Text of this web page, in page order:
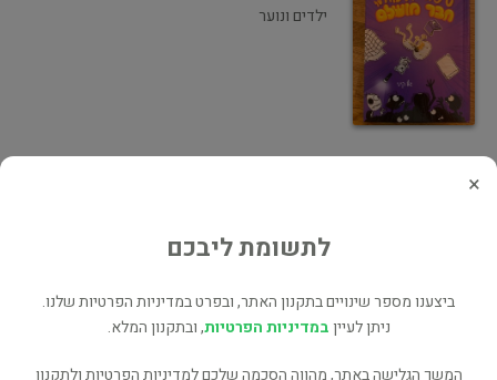
ילדים ונוער
×
לתשומת ליבכם
ביצענו מספר שינויים בתקנון האתר, ובפרט במדיניות הפרטיות שלנו.
ניתן לעייןבמדיניות הפרטיות, ובתקנון המלא.
המשך הגלישה באתר, מהווה הסכמה שלכם למדיניות הפרטיות ולתקנון